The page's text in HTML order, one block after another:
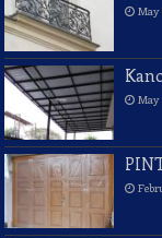
May
May